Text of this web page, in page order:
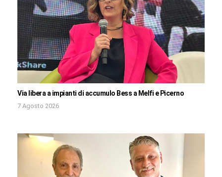
Via libera a impianti di accumulo Bess a Melfi e Picerno
7 Agosto 2026